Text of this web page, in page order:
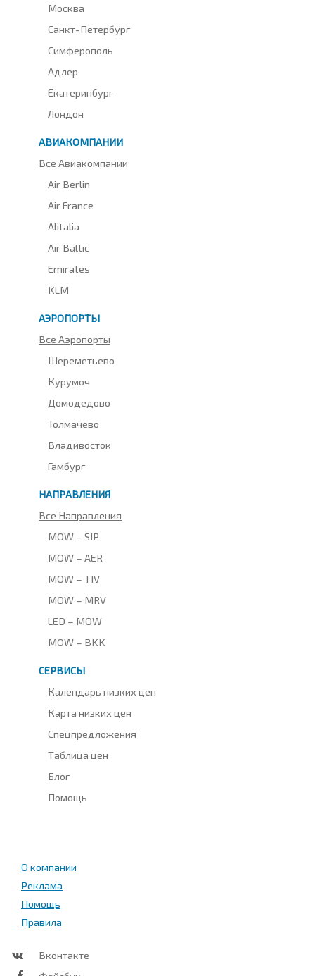
Москва
Санкт-Петербург
Симферополь
Адлер
Екатеринбург
Лондон
АВИАКОМПАНИИ
Все Авиакомпании
Air Berlin
Air France
Alitalia
Air Baltic
Emirates
KLM
АЭРОПОРТЫ
Все Аэропорты
Шереметьево
Курумоч
Домодедово
Толмачево
Владивосток
Гамбург
НАПРАВЛЕНИЯ
Все Направления
MOW – SIP
MOW – AER
MOW – TIV
MOW – MRV
LED – MOW
MOW – BKK
СЕРВИСЫ
Календарь низких цен
Карта низких цен
Спецпредложения
Таблица цен
Блог
Помощь
О компании
Реклама
Помощь
Правила
Вконтакте